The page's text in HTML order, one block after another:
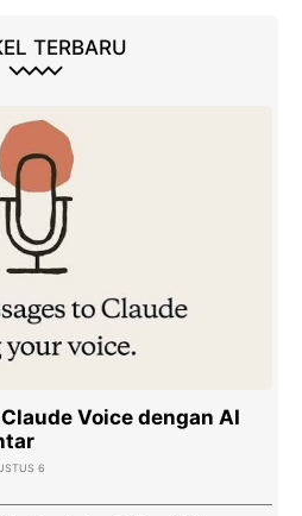
TERBARU
Voice dengan AI
6